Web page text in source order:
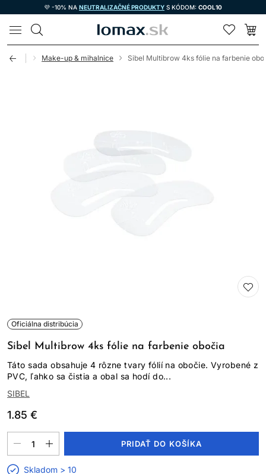
💜 -10% NA NEUTRALIZAČNÉ PRODUKTY S KÓDOM: COOL10
LOMAX
Make-up & mihalnice Sibel Multibrow 4ks fólie na farbenie
Oficiálna distribúcia
Sibel Multibrow 4ks fólie na farbenie obočia
Táto sada obsahuje 4 rôzne tvary fólií na obočie. Vyrobené z
PVC, ľahko sa čistia a obal sa hodí do...
SIBEL
1.85 €
PRIDAŤ DO KOŠÍKA
Skladom > 10